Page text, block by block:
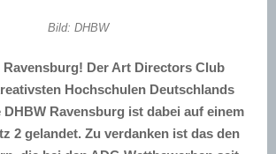
Bild: DHBW
Der Art Directors Club
Hochschulen Deutschlands
Ravensburg ist dabei auf einem
2 gelandet. Zu verdanken ist das den